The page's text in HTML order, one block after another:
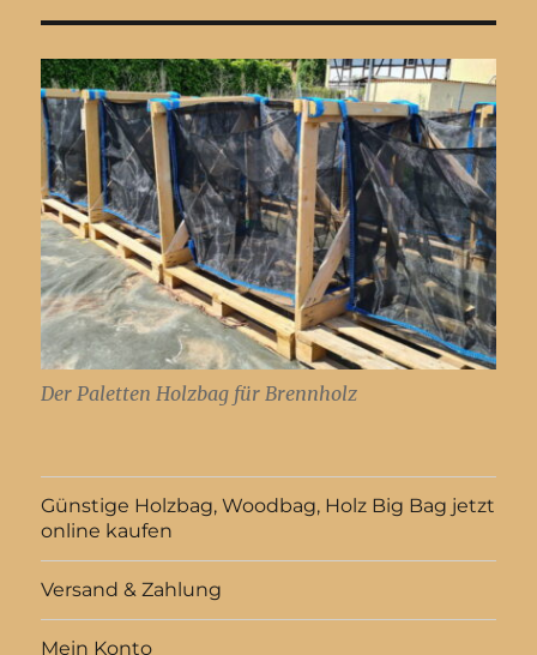
Der Paletten Holzbag für Brennholz
Günstige Holzbag, Woodbag, Holz Big Bag jetzt
online kaufen
Versand & Zahlung
Mein Konto